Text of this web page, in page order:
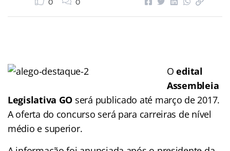
0 0
Oedital
Assembleia
Legislativa GO será publicado até março de 2017.
A oferta do concurso será para carreiras de nível
médio e superior.